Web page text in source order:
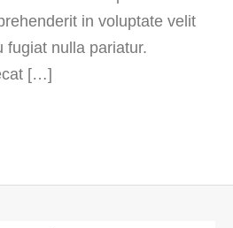
in voluptate velit
fugiat nulla pariatur.
[…]